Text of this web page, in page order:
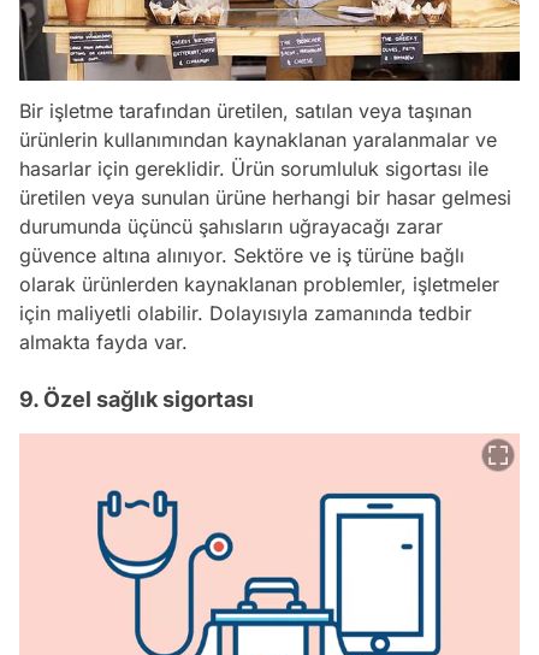
Bir işletme tarafından üretilen, satılan veya taşınan
ürünlerin kullanımından kaynaklanan yaralanmalar ve
hasarlar için gereklidir. Ürün sorumluluk sigortası ile
üretilen veya sunulan ürüne herhangi bir hasar gelmesi
durumunda üçüncü şahısların uğrayacağı zarar
güvence altına alınıyor. Sektöre ve iş türüne bağlı
olarak ürünlerden kaynaklanan problemler, işletmeler
için maliyetli olabilir. Dolayısıyla zamanında tedbir
almakta fayda var.
9. Özel sağlık sigortası